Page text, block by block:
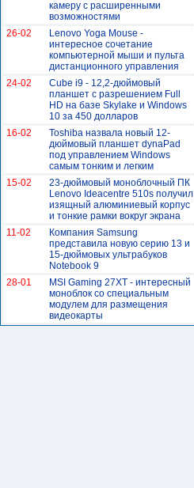
камеру с расширенными
возможностями
26-02
Lenovo Yoga Mouse -
интересное сочетание
компьютерной мыши и пульта
дистанционного управления
24-02
Cube i9 - 12,2-дюймовый
планшет с разрешением Full
HD на базе Skylake и Windows
10 за 450 долларов
16-02
Toshiba назвала новый 12-
дюймовый планшет dynaPad
под управлением Windows
самым тонким и легким
15-02
23-дюймовый моноблочный ПК
Lenovo Ideacentre 510s получил
изящный алюминиевый корпус
и тонкие рамки вокруг экрана
11-02
Компания Samsung
представила новую серию 13 и
15-дюймовых ультрабуков
Notebook 9
28-01
MSI Gaming 27XT - интересный
моноблок со специальным
модулем для размещения
видеокарты